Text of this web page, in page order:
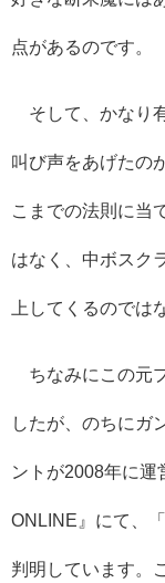
点があるのです。
そして、かなり
叫び声をあげたの
こまでの法則に当
はなく、中ボスク
上してくるのでは
ちなみにこの元
したが、のちにガ
ントが2008年に運
ONLINE』にて、
判明しています。